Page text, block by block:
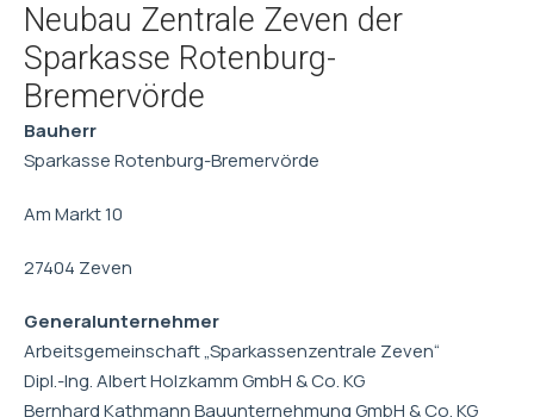
Neubau Zentrale Zeven der
Sparkasse Rotenburg-
Bremervörde
Bauherr
Sparkasse Rotenburg-Bremervörde
Am Markt 10
27404 Zeven
Generalunternehmer
Arbeitsgemeinschaft „Sparkassenzentrale Zeven“
Dipl.-Ing. Albert Holzkamm GmbH & Co. KG
Bernhard Kathmann Bauunternehmung GmbH & Co. KG